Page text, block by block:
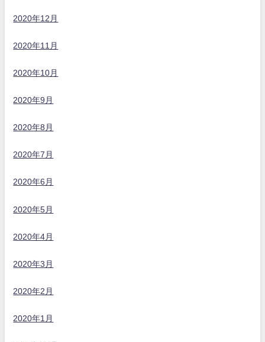
2020年12月
2020年11月
2020年10月
2020年9月
2020年8月
2020年7月
2020年6月
2020年5月
2020年4月
2020年3月
2020年2月
2020年1月